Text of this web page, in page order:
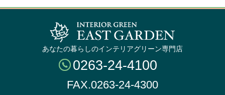
あなたの暮らしのインテリアグリーン専門店
0263-24-4100
FAX.0263-24-4300